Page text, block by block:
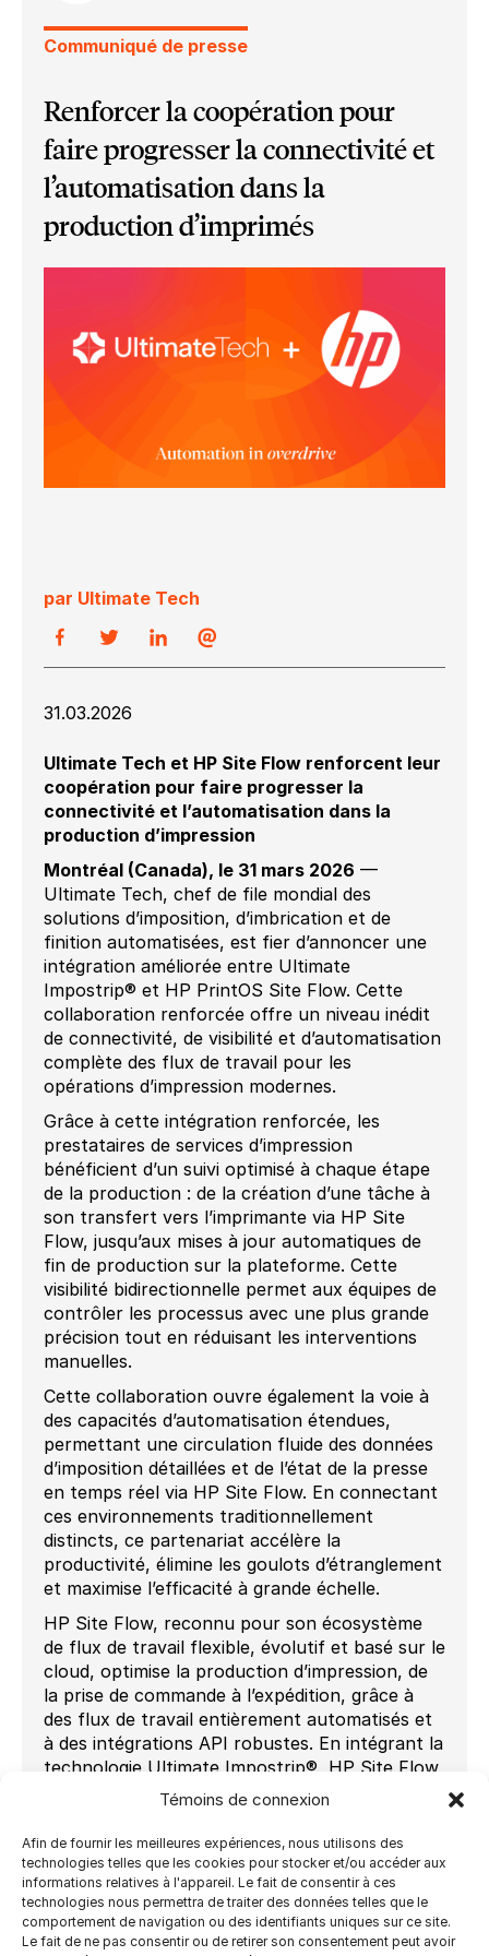
Témoins de connexion
Afin de fournir les meilleures expériences, nous utilisons des
technologies telles que les cookies pour stocker et/ou accéder aux
informations relatives à l'appareil. Le fait de consentir à ces
technologies nous permettra de traiter des données telles que le
comportement de navigation ou des identifiants uniques sur ce site.
Le fait de ne pas consentir ou de retirer son consentement peut avoir
Communiqué de presse
Renforcer la coopération pour
faire progresser la connectivité et
l’automatisation dans la
production d’imprimés
par Ultimate Tech
31.03.2026
Ultimate Tech et HP Site Flow renforcent leur
coopération pour faire progresser la
connectivité et l’automatisation dans la
production d’impression
Montréal (Canada), le 31 mars 2026 —
Ultimate Tech, chef de file mondial des
solutions d’imposition, d’imbrication et de
finition automatisées, est fier d’annoncer une
intégration améliorée entre Ultimate
Impostrip® et HP PrintOS Site Flow. Cette
collaboration renforcée offre un niveau inédit
de connectivité, de visibilité et d’automatisation
complète des flux de travail pour les
opérations d’impression modernes.
Grâce à cette intégration renforcée, les
prestataires de services d’impression
bénéficient d’un suivi optimisé à chaque étape
de la production : de la création d’une tâche à
son transfert vers l’imprimante via HP Site
Flow, jusqu’aux mises à jour automatiques de
fin de production sur la plateforme. Cette
visibilité bidirectionnelle permet aux équipes de
contrôler les processus avec une plus grande
précision tout en réduisant les interventions
manuelles.
Cette collaboration ouvre également la voie à
des capacités d’automatisation étendues,
permettant une circulation fluide des données
d’imposition détaillées et de l’état de la presse
en temps réel via HP Site Flow. En connectant
ces environnements traditionnellement
distincts, ce partenariat accélère la
productivité, élimine les goulots d’étranglement
et maximise l’efficacité à grande échelle.
HP Site Flow, reconnu pour son écosystème
de flux de travail flexible, évolutif et basé sur le
cloud, optimise la production d’impression, de
la prise de commande à l’expédition, grâce à
des flux de travail entièrement automatisés et
à des intégrations API robustes. En intégrant la
technologie Ultimate Impostrip®, HP Site Flow
offre désormais des possibilités d’imposition
livres à la demande, les mailings, l’imbrication de
formes réelles et bien plus encore.
Conçu pour offrir des performances optimales,
Ultimate Impostrip® fournit des outils
puissants et polyvalents qui automatisent